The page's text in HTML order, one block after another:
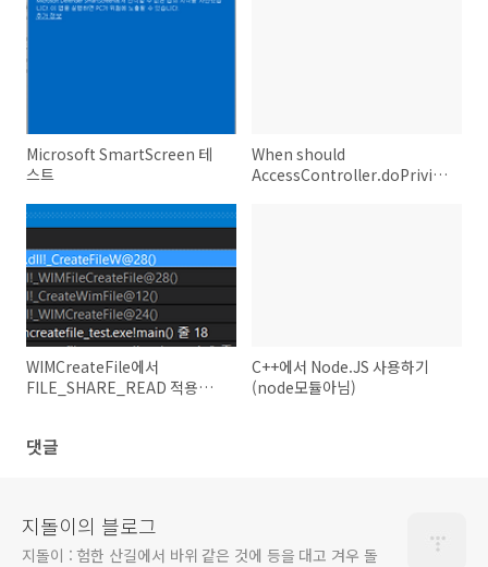
Microsoft SmartScreen 테
스트
When should
AccessController.doPrivileged()
WIMCreateFile에서
FILE_SHARE_READ 적용하
C++에서 Node.JS 사용하기
(node모듈아님)
댓글
지돌이의 블로그
지돌이 : 험한 산길에서 바위 같은 것에 등을 대고 겨우 돌